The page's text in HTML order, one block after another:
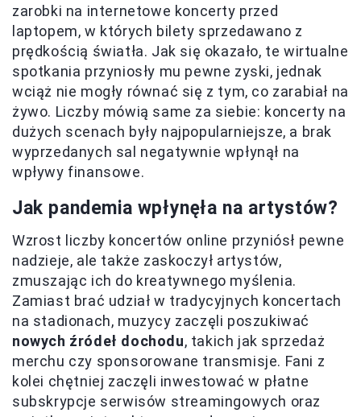
zarobki na internetowe koncerty przed
laptopem, w których bilety sprzedawano z
prędkością światła. Jak się okazało, te wirtualne
spotkania przyniosły mu pewne zyski, jednak
wciąż nie mogły równać się z tym, co zarabiał na
żywo. Liczby mówią same za siebie: koncerty na
dużych scenach były najpopularniejsze, a brak
wyprzedanych sal negatywnie wpłynął na
wpływy finansowe.
Jak pandemia wpłynęła na artystów?
Wzrost liczby koncertów online przyniósł pewne
nadzieje, ale także zaskoczył artystów,
zmuszając ich do kreatywnego myślenia.
Zamiast brać udział w tradycyjnych koncertach
na stadionach, muzycy zaczęli poszukiwać
nowych źródeł dochodu, takich jak sprzedaż
merchu czy sponsorowane transmisje. Fani z
kolei chętniej zaczęli inwestować w płatne
subskrypcje serwisów streamingowych oraz